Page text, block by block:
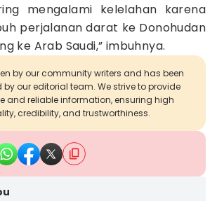
mengalami kelelahan karena
perjalanan darat ke Donohudan
ke Arab Saudi,” imbuhnya.
by our community writers and has been
by our editorial team. We strive to provide
and reliable information, ensuring high
credibility, and trustworthiness.